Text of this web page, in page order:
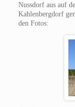
Nussdorf aus auf
Kahlenbergdorf
den Fotos: